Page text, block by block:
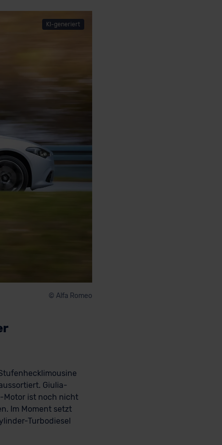
KI-generiert
© Alfa Romeo
Giulia-
Motor ist noch nicht
Im Moment setzt
Turbodiesel